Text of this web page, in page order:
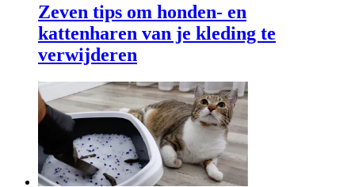
Zeven tips om honden- en
kattenharen van je kleding te
verwijderen